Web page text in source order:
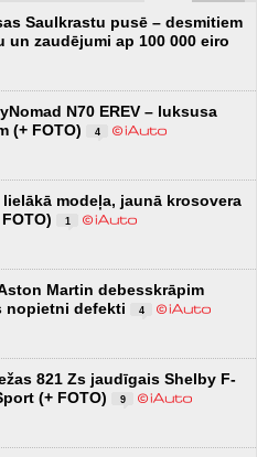
Saulkrastu pusē – desmitiem
un zaudējumi ap 100 000 eiro
N70 EREV – luksusa
(+ FOTO)
4
modeļa, jaunā krosovera
1
Martin debesskrāpim
nopietni defekti
4
821 Zs jaudīgais Shelby F-
(+ FOTO)
9